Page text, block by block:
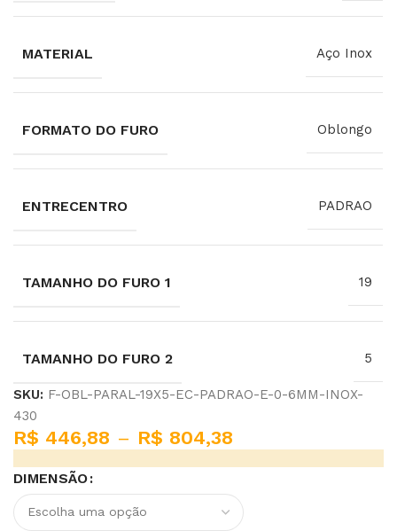
MATERIAL Aço Inox
FORMATO DO FURO Oblongo
ENTRECENTRO PADRAO
TAMANHO DO FURO 1 19
TAMANHO DO FURO 2 5
SKU: F-OBL-PARAL-19X5-EC-PADRAO-E-0-6MM-INOX-
430
R$ 446,88 – R$ 804,38
DIMENSÃO